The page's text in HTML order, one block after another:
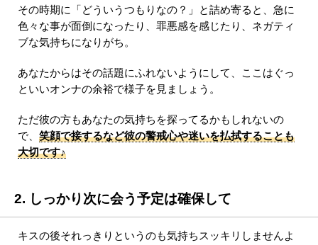
その時期に「どういうつもりなの？」と詰め寄ると、急に
色々な事が面倒になったり、罪悪感を感じたり、ネガティ
ブな気持ちになりがち。
あなたからはその話題にふれないようにして、ここはぐっ
といいオンナの余裕で様子を見ましょう。
ただ彼の方もあなたの気持ちを探ってるかもしれないの
で、 笑顔で接するなど彼の警戒心や迷いを払拭することも
大切です♪
2. しっかり次に会う予定は確保して
キスの後それっきりというのも気持ちスッキリしませんよ